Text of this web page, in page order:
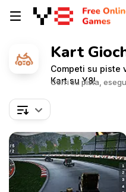
Kart
Competi su piste
Kart su Y8!
Corri su pista,